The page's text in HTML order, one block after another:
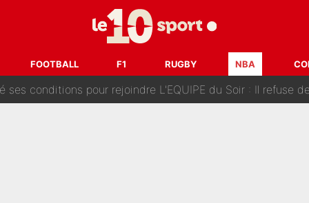
FOOTBALL F1 RUGBY NBA
Voice Kids : Contacté par Matt Pokora, Kylian Mbappé a
terminé, DAZN a fait son choix pour Benjamin Da Silva et
conditions pour rejoindre L'EQUIPE du Soir : Il refuse de faire